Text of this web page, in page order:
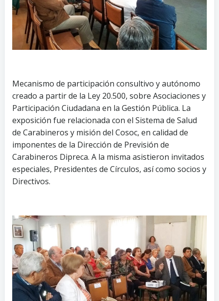
Mecanismo de participación consultivo y autónomo
creado a partir de la Ley 20.500, sobre Asociaciones y
Participación Ciudadana en la Gestión Pública. La
exposición fue relacionada con el Sistema de Salud
de Carabineros y misión del Cosoc, en calidad de
imponentes de la Dirección de Previsión de
Carabineros Dipreca. A la misma asistieron invitados
especiales, Presidentes de Círculos, así como socios y
Directivos.